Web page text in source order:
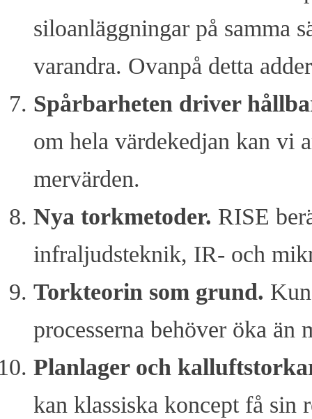
siloanläggningar på samma
varandra. Ovanpå detta
Spårbarheten driver
om hela värdekedjan kan vi
mervärden.
Nya torkmetoder. RISE
infraljudsteknik, IR- och
Torkteorin som grund.
processerna behöver öka än
Planlager och
kan klassiska koncept få sin